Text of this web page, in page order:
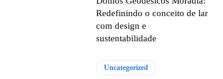
Redefinindo o conceito de lar
com design e
sustentabilidade
Uncategorized